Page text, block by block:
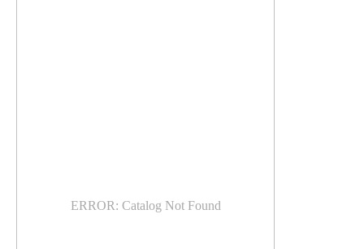
ERROR: Catalog Not Found